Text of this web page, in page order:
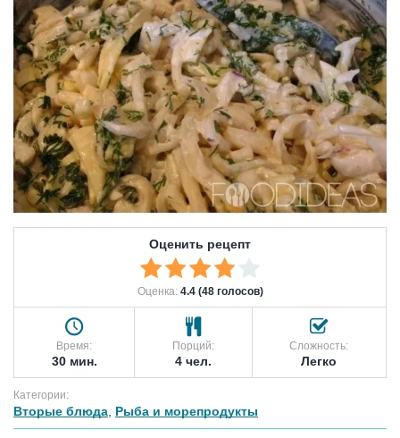
Оценить рецепт
Оценка: 4.4 (48 голосов)
Время:
30 мин.
Порций:
4 чел.
Сложность:
Легко
Категории:
Вторые блюда Рыба и морепродукты